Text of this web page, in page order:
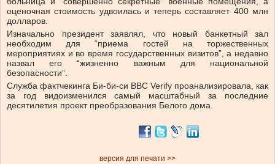
оценочная стоимость удвоилась и теперь составляет 400 млн
долларов.
Изначально президент заявлял, что новый банкетный зал
необходим для “приема гостей на торжественных
мероприятиях и во время государственных визитов”, а недавно
назвал его “жизненно важным для национальной
безопасности”.
Служба фактчекинга Би-би-си BBC Verify проанализировала, как
за год видоизменился самый масштабный за последние
десятилетия проект преобразования Белого дома.
версия для печати >>